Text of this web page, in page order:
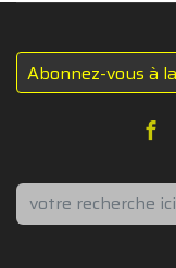
Abonnez-vous à
Rechercher